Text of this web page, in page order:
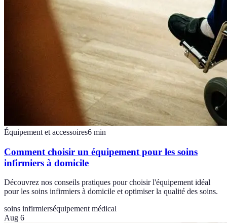
Équipement et accessoires6 min
Comment choisir un équipement pour les soins
infirmiers à domicile
Découvrez nos conseils pratiques pour choisir l'équipement idéal
pour les soins infirmiers à domicile et optimiser la qualité des soins.
soins infirmierséquipement médical
Aug 6